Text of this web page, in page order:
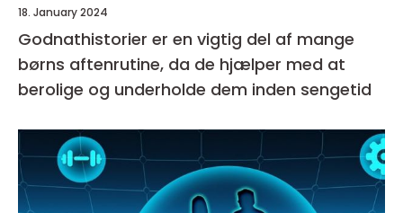
18. January 2024
Godnathistorier er en vigtig del af mange
børns aftenrutine, da de hjælper med at
berolige og underholde dem inden sengetid